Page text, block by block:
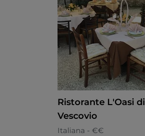
Ristorante L'Oasi di
Vescovio
Italiana - €€